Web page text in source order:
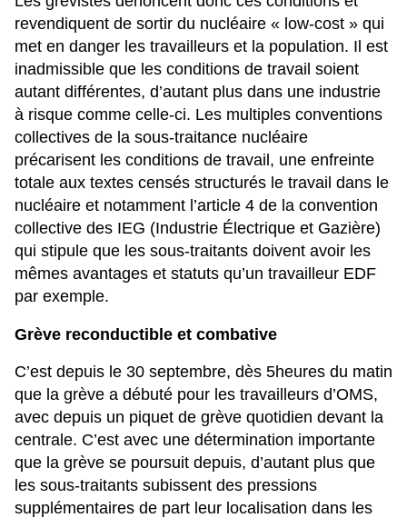
revendiquent de sortir du nucléaire « low-cost » qui
met en danger les travailleurs et la population. Il est
inadmissible que les conditions de travail soient
autant différentes, d’autant plus dans une industrie
à risque comme celle-ci. Les multiples conventions
collectives de la sous-traitance nucléaire
précarisent les conditions de travail, une enfreinte
totale aux textes censés structurés le travail dans le
nucléaire et notamment l’article 4 de la convention
collective des IEG (Industrie Électrique et Gazière)
qui stipule que les sous-traitants doivent avoir les
mêmes avantages et statuts qu’un travailleur EDF
par exemple.
Grève reconductible et combative
C’est depuis le 30 septembre, dès 5heures du matin
que la grève a débuté pour les travailleurs d’OMS,
avec depuis un piquet de grève quotidien devant la
centrale. C’est avec une détermination importante
que la grève se poursuit depuis, d’autant plus que
les sous-traitants subissent des pressions
supplémentaires de part leur localisation dans les